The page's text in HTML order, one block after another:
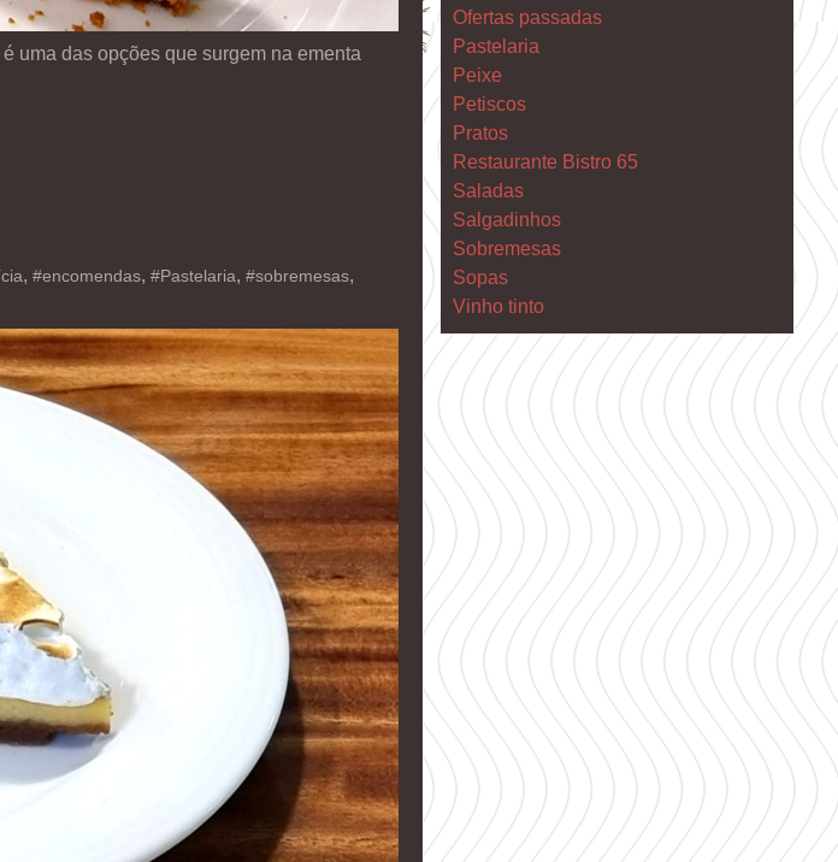
uma das opções que surgem na ementa
, #encomendas, #Pastelaria, #sobremesas,
Ofertas passadas
Pastelaria
Peixe
Petiscos
Pratos
Restaurante Bistro 65
Saladas
Salgadinhos
Sobremesas
Sopas
Vinho tinto